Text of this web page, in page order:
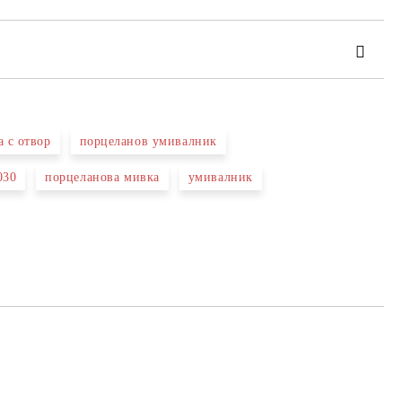
за лични данни
с отвор порцеланов умивалник
порцеланова мивка умивалник